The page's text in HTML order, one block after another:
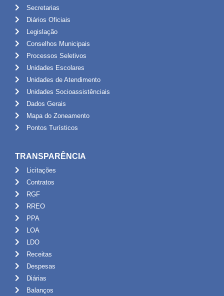
Secretarias
Diários Oficiais
Legislação
Conselhos Municipais
Processos Seletivos
Unidades Escolares
Unidades de Atendimento
Unidades Socioassistênciais
Dados Gerais
Mapa do Zoneamento
Pontos Turísticos
TRANSPARÊNCIA
Licitações
Contratos
RGF
RREO
PPA
LOA
LDO
Receitas
Despesas
Diárias
Balanços